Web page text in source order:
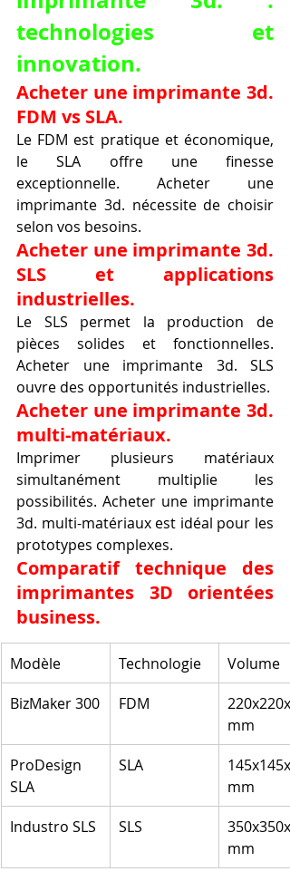
technologies et
innovation.
Acheter une imprimante 3d.
FDM vs SLA.
Le FDM est pratique et économique,
le SLA offre une finesse
exceptionnelle. Acheter une
imprimante 3d. nécessite de choisir
selon vos besoins.
Acheter une imprimante 3d.
SLS et applications
industrielles.
Le SLS permet la production de
pièces solides et fonctionnelles.
Acheter une imprimante 3d. SLS
ouvre des opportunités industrielles.
Acheter une imprimante 3d.
multi-matériaux.
Imprimer plusieurs matériaux
simultanément multiplie les
possibilités. Acheter une imprimante
3d. multi-matériaux est idéal pour les
prototypes complexes.
Comparatif technique des
imprimantes 3D orientées
business.
Modèle Technologie
Volume
BizMaker 300
FDM
mm
ProDesign
SLA
SLA
mm
Industro SLS
SLS
mm